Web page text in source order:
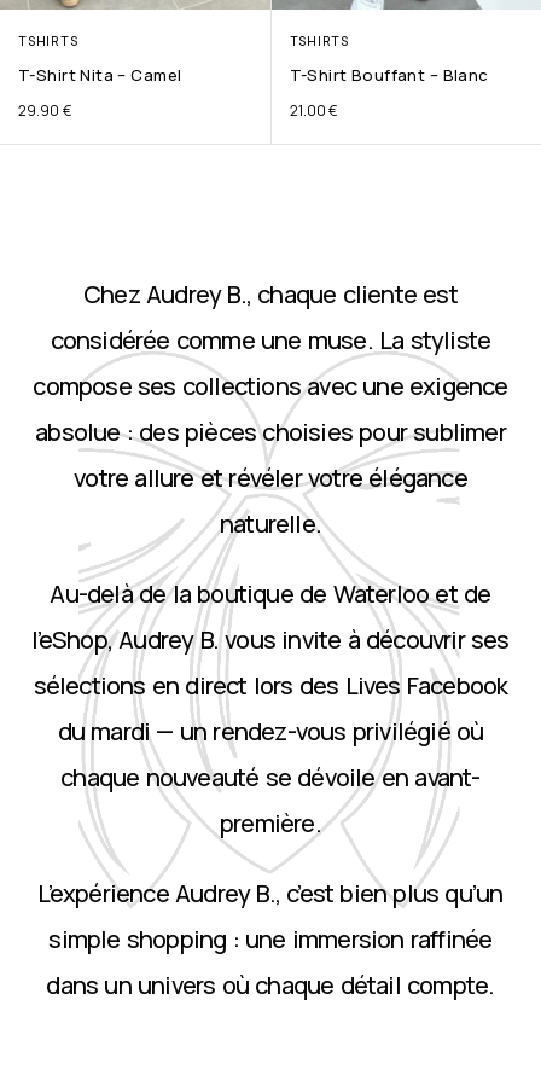
TSHIRTS
T-Shirt Nita – Camel
29.90 €
TSHIRTS
T-Shirt Bouffant – Blanc
21.00€
Chez Audrey B., chaque cliente est
considérée comme une muse. La styliste
compose ses collections avec une exigence
absolue : des pièces choisies pour sublimer
votre allure et révéler votre élégance
naturelle.
Au-delà de la boutique de Waterloo et de
l’eShop, Audrey B. vous invite à découvrir ses
sélections en direct lors des Lives Facebook
du mardi — un rendez-vous privilégié où
chaque nouveauté se dévoile en avant-
première.
L’expérience Audrey B., c’est bien plus qu’un
simple shopping : une immersion raffinée
dans un univers où chaque détail compte.